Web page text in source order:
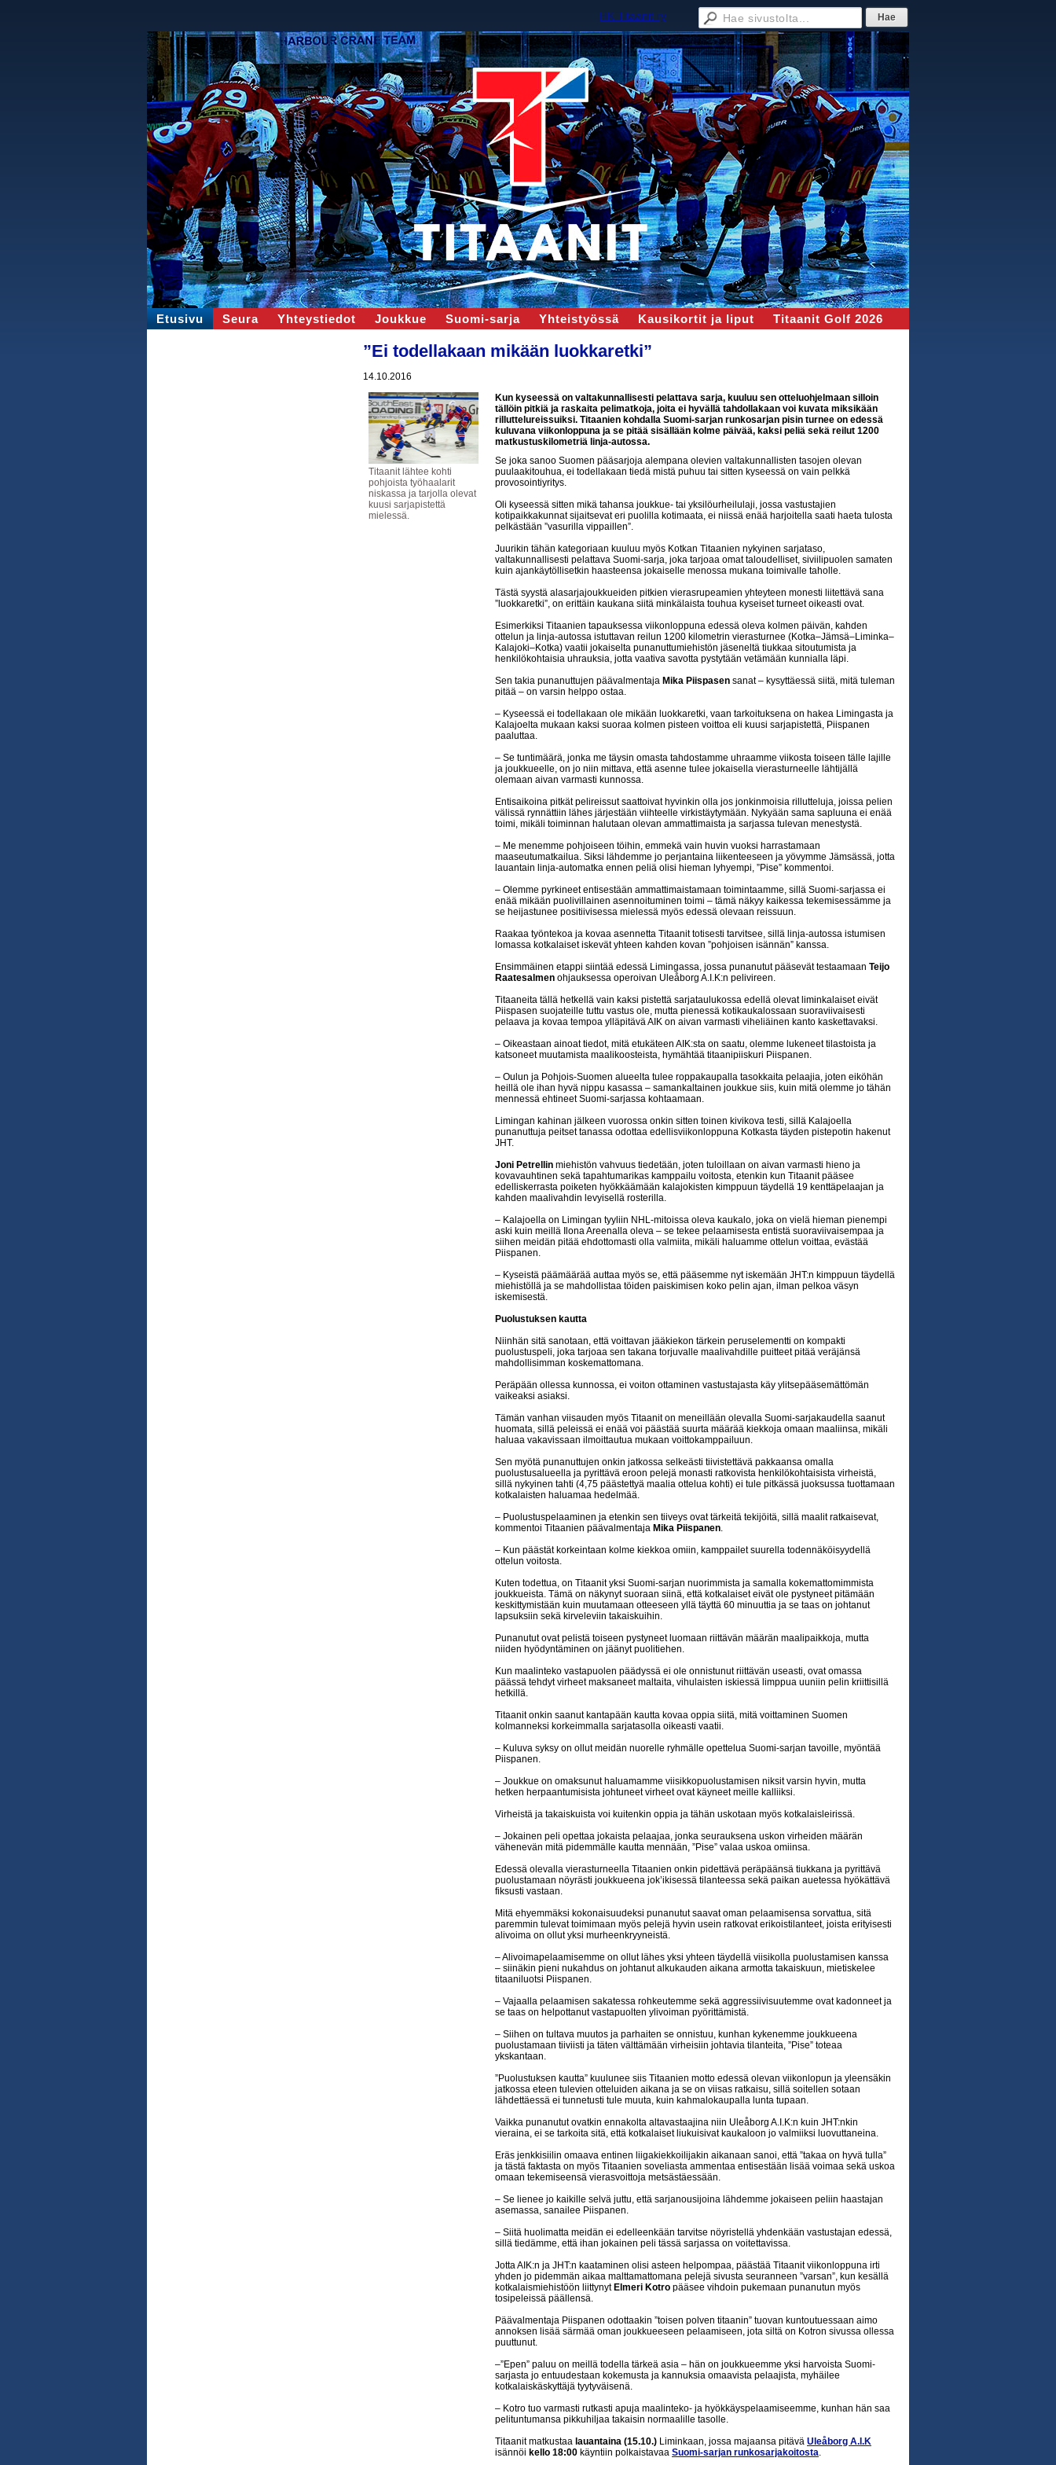
HK Titaanit ry
Etusivu Seura Yhteystiedot Joukkue Suomi-sarja Yhteistyössä Kausikortit ja liput Titaanit Golf 2026
”Ei todellakaan mikään luokkaretki”
14.10.2016
Titaanit lähtee kohti
pohjoista työhaalarit
niskassa ja tarjolla olevat
kuusi sarjapistettä
mielessä.
Kun kyseessä on valtakunnallisesti pelattava sarja, kuuluu sen otteluohjelmaan silloin
tällöin pitkiä ja raskaita pelimatkoja, joita ei hyvällä tahdollakaan voi kuvata miksikään
rilluttelureissuiksi. Titaanien kohdalla Suomi-sarjan runkosarjan pisin turnee on edessä
kuluvana viikonloppuna ja se pitää sisällään kolme päivää, kaksi peliä sekä reilut 1200
matkustuskilometriä linja-autossa.
Se joka sanoo Suomen pääsarjoja alempana olevien valtakunnallisten tasojen olevan
puulaakitouhua, ei todellakaan tiedä mistä puhuu tai sitten kyseessä on vain pelkkä
provosointiyritys.
Oli kyseessä sitten mikä tahansa joukkue- tai yksilöurheilulaji, jossa vastustajien
kotipaikkakunnat sijaitsevat eri puolilla kotimaata, ei niissä enää harjoitella saati haeta tulosta
pelkästään ”vasurilla vippaillen”.
Juurikin tähän kategoriaan kuuluu myös Kotkan Titaanien nykyinen sarjataso,
valtakunnallisesti pelattava Suomi-sarja, joka tarjoaa omat taloudelliset, siviilipuolen samaten
kuin ajankäytöllisetkin haasteensa jokaiselle menossa mukana toimivalle taholle.
Tästä syystä alasarjajoukkueiden pitkien vierasrupeamien yhteyteen monesti liitettävä sana
”luokkaretki”, on erittäin kaukana siitä minkälaista touhua kyseiset turneet oikeasti ovat.
Esimerkiksi Titaanien tapauksessa viikonloppuna edessä oleva kolmen päivän, kahden
ottelun ja linja-autossa istuttavan reilun 1200 kilometrin vierasturnee (Kotka–Jämsä–Liminka–
Kalajoki–Kotka) vaatii jokaiselta punanuttumiehistön jäseneltä tiukkaa sitoutumista ja
henkilökohtaisia uhrauksia, jotta vaativa savotta pystytään vetämään kunnialla läpi.
Sen takia punanuttujen päävalmentaja Mika Piispasen sanat – kysyttäessä siitä, mitä tuleman
pitää – on varsin helppo ostaa.
– Kyseessä ei todellakaan ole mikään luokkaretki, vaan tarkoituksena on hakea Limingasta ja
Kalajoelta mukaan kaksi suoraa kolmen pisteen voittoa eli kuusi sarjapistettä, Piispanen
paaluttaa.
– Se tuntimäärä, jonka me täysin omasta tahdostamme uhraamme viikosta toiseen tälle lajille
ja joukkueelle, on jo niin mittava, että asenne tulee jokaisella vierasturneelle lähtijällä
olemaan aivan varmasti kunnossa.
Entisaikoina pitkät pelireissut saattoivat hyvinkin olla jos jonkinmoisia rillutteluja, joissa pelien
välissä rynnättiin lähes järjestään viihteelle virkistäytymään. Nykyään sama sapluuna ei enää
toimi, mikäli toiminnan halutaan olevan ammattimaista ja sarjassa tulevan menestystä.
– Me menemme pohjoiseen töihin, emmekä vain huvin vuoksi harrastamaan
maaseutumatkailua. Siksi lähdemme jo perjantaina liikenteeseen ja yövymme Jämsässä, jotta
lauantain linja-automatka ennen peliä olisi hieman lyhyempi, ”Pise” kommentoi.
– Olemme pyrkineet entisestään ammattimaistamaan toimintaamme, sillä Suomi-sarjassa ei
enää mikään puolivillainen asennoituminen toimi – tämä näkyy kaikessa tekemisessämme ja
se heijastunee positiivisessa mielessä myös edessä olevaan reissuun.
Raakaa työntekoa ja kovaa asennetta Titaanit totisesti tarvitsee, sillä linja-autossa istumisen
lomassa kotkalaiset iskevät yhteen kahden kovan ”pohjoisen isännän” kanssa.
Ensimmäinen etappi siintää edessä Limingassa, jossa punanutut pääsevät testaamaan Teijo
Raatesalmen ohjauksessa operoivan Uleåborg A.I.K:n pelivireen.
Titaaneita tällä hetkellä vain kaksi pistettä sarjataulukossa edellä olevat liminkalaiset eivät
Piispasen suojateille tuttu vastus ole, mutta pienessä kotikaukalossaan suoraviivaisesti
pelaava ja kovaa tempoa ylläpitävä AIK on aivan varmasti viheliäinen kanto kaskettavaksi.
– Oikeastaan ainoat tiedot, mitä etukäteen AIK:sta on saatu, olemme lukeneet tilastoista ja
katsoneet muutamista maalikoosteista, hymähtää titaanipiiskuri Piispanen.
– Oulun ja Pohjois-Suomen alueelta tulee roppakaupalla tasokkaita pelaajia, joten eiköhän
heillä ole ihan hyvä nippu kasassa – samankaltainen joukkue siis, kuin mitä olemme jo tähän
mennessä ehtineet Suomi-sarjassa kohtaamaan.
Limingan kahinan jälkeen vuorossa onkin sitten toinen kivikova testi, sillä Kalajoella
punanuttuja peitset tanassa odottaa edellisviikonloppuna Kotkasta täyden pistepotin hakenut
JHT.
Joni Petrellin miehistön vahvuus tiedetään, joten tuloillaan on aivan varmasti hieno ja
kovavauhtinen sekä tapahtumarikas kamppailu voitosta, etenkin kun Titaanit pääsee
edelliskerrasta poiketen hyökkäämään kalajokisten kimppuun täydellä 19 kenttäpelaajan ja
kahden maalivahdin levyisellä rosterilla.
– Kalajoella on Limingan tyyliin NHL-mitoissa oleva kaukalo, joka on vielä hieman pienempi
aski kuin meillä Ilona Areenalla oleva – se tekee pelaamisesta entistä suoraviivaisempaa ja
siihen meidän pitää ehdottomasti olla valmiita, mikäli haluamme ottelun voittaa, evästää
Piispanen.
– Kyseistä päämäärää auttaa myös se, että pääsemme nyt iskemään JHT:n kimppuun täydellä
miehistöllä ja se mahdollistaa töiden paiskimisen koko pelin ajan, ilman pelkoa väsyn
iskemisestä.
Puolustuksen kautta
Niinhän sitä sanotaan, että voittavan jääkiekon tärkein peruselementti on kompakti
puolustuspeli, joka tarjoaa sen takana torjuvalle maalivahdille puitteet pitää veräjänsä
mahdollisimman koskemattomana.
Peräpään ollessa kunnossa, ei voiton ottaminen vastustajasta käy ylitsepääsemättömän
vaikeaksi asiaksi.
Tämän vanhan viisauden myös Titaanit on meneillään olevalla Suomi-sarjakaudella saanut
huomata, sillä peleissä ei enää voi päästää suurta määrää kiekkoja omaan maaliinsa, mikäli
haluaa vakavissaan ilmoittautua mukaan voittokamppailuun.
Sen myötä punanuttujen onkin jatkossa selkeästi tiivistettävä pakkaansa omalla
puolustusalueella ja pyrittävä eroon pelejä monasti ratkovista henkilökohtaisista virheistä,
sillä nykyinen tahti (4,75 päästettyä maalia ottelua kohti) ei tule pitkässä juoksussa tuottamaan
kotkalaisten haluamaa hedelmää.
– Puolustuspelaaminen ja etenkin sen tiiveys ovat tärkeitä tekijöitä, sillä maalit ratkaisevat,
kommentoi Titaanien päävalmentaja Mika Piispanen.
– Kun päästät korkeintaan kolme kiekkoa omiin, kamppailet suurella todennäköisyydellä
ottelun voitosta.
Kuten todettua, on Titaanit yksi Suomi-sarjan nuorimmista ja samalla kokemattomimmista
joukkueista. Tämä on näkynyt suoraan siinä, että kotkalaiset eivät ole pystyneet pitämään
keskittymistään kuin muutamaan otteeseen yllä täyttä 60 minuuttia ja se taas on johtanut
lapsuksiin sekä kirveleviin takaiskuihin.
Punanutut ovat pelistä toiseen pystyneet luomaan riittävän määrän maalipaikkoja, mutta
niiden hyödyntäminen on jäänyt puolitiehen.
Kun maalinteko vastapuolen päädyssä ei ole onnistunut riittävän useasti, ovat omassa
päässä tehdyt virheet maksaneet maltaita, vihulaisten iskiessä limppua uuniin pelin kriittisillä
hetkillä.
Titaanit onkin saanut kantapään kautta kovaa oppia siitä, mitä voittaminen Suomen
kolmanneksi korkeimmalla sarjatasolla oikeasti vaatii.
– Kuluva syksy on ollut meidän nuorelle ryhmälle opettelua Suomi-sarjan tavoille, myöntää
Piispanen.
– Joukkue on omaksunut haluamamme viisikkopuolustamisen niksit varsin hyvin, mutta
hetken herpaantumisista johtuneet virheet ovat käyneet meille kalliiksi.
Virheistä ja takaiskuista voi kuitenkin oppia ja tähän uskotaan myös kotkalaisleirissä.
– Jokainen peli opettaa jokaista pelaajaa, jonka seurauksena uskon virheiden määrän
vähenevän mitä pidemmälle kautta mennään, ”Pise” valaa uskoa omiinsa.
Edessä olevalla vierasturneella Titaanien onkin pidettävä peräpäänsä tiukkana ja pyrittävä
puolustamaan nöyrästi joukkueena jok’ikisessä tilanteessa sekä paikan auetessa hyökättävä
fiksusti vastaan.
Mitä ehyemmäksi kokonaisuudeksi punanutut saavat oman pelaamisensa sorvattua, sitä
paremmin tulevat toimimaan myös pelejä hyvin usein ratkovat erikoistilanteet, joista erityisesti
alivoima on ollut yksi murheenkryyneistä.
– Alivoimapelaamisemme on ollut lähes yksi yhteen täydellä viisikolla puolustamisen kanssa
– siinäkin pieni nukahdus on johtanut alkukauden aikana armotta takaiskuun, mietiskelee
titaaniluotsi Piispanen.
– Vajaalla pelaamisen sakatessa rohkeutemme sekä aggressiivisuutemme ovat kadonneet ja
se taas on helpottanut vastapuolten ylivoiman pyörittämistä.
– Siihen on tultava muutos ja parhaiten se onnistuu, kunhan kykenemme joukkueena
puolustamaan tiiviisti ja täten välttämään virheisiin johtavia tilanteita, ”Pise” toteaa
ykskantaan.
”Puolustuksen kautta” kuulunee siis Titaanien motto edessä olevan viikonlopun ja yleensäkin
jatkossa eteen tulevien otteluiden aikana ja se on viisas ratkaisu, sillä soitellen sotaan
lähdettäessä ei tunnetusti tule muuta, kuin kahmalokaupalla lunta tupaan.
Vaikka punanutut ovatkin ennakolta altavastaajina niin Uleåborg A.I.K:n kuin JHT:nkin
vieraina, ei se tarkoita sitä, että kotkalaiset liukuisivat kaukaloon jo valmiiksi luovuttaneina.
Eräs jenkkisiilin omaava entinen liigakiekkoilijakin aikanaan sanoi, että ”takaa on hyvä tulla”
ja tästä faktasta on myös Titaanien soveliasta ammentaa entisestään lisää voimaa sekä uskoa
omaan tekemiseensä vierasvoittoja metsästäessään.
– Se lienee jo kaikille selvä juttu, että sarjanousijoina lähdemme jokaiseen peliin haastajan
asemassa, sanailee Piispanen.
– Siitä huolimatta meidän ei edelleenkään tarvitse nöyristellä yhdenkään vastustajan edessä,
sillä tiedämme, että ihan jokainen peli tässä sarjassa on voitettavissa.
Jotta AIK:n ja JHT:n kaataminen olisi asteen helpompaa, päästää Titaanit viikonloppuna irti
yhden jo pidemmän aikaa malttamattomana pelejä sivusta seuranneen ”varsan”, kun kesällä
kotkalaismiehistöön liittynyt Elmeri Kotro pääsee vihdoin pukemaan punanutun myös
tosipeleissä päällensä.
Päävalmentaja Piispanen odottaakin ”toisen polven titaanin” tuovan kuntoutuessaan aimo
annoksen lisää särmää oman joukkueeseen pelaamiseen, jota siltä on Kotron sivussa ollessa
puuttunut.
–”Epen” paluu on meillä todella tärkeä asia – hän on joukkueemme yksi harvoista Suomi-
sarjasta jo entuudestaan kokemusta ja kannuksia omaavista pelaajista, myhäilee
kotkalaiskäskyttäjä tyytyväisenä.
– Kotro tuo varmasti rutkasti apuja maalinteko- ja hyökkäyspelaamiseemme, kunhan hän saa
pelituntumansa pikkuhiljaa takaisin normaalille tasolle.
Titaanit matkustaa lauantaina (15.10.) Liminkaan, jossa majaansa pitävä Uleåborg A.I.K
isännöi kello 18:00 käyntiin polkaistavaa Suomi-sarjan runkosarjakoitosta.